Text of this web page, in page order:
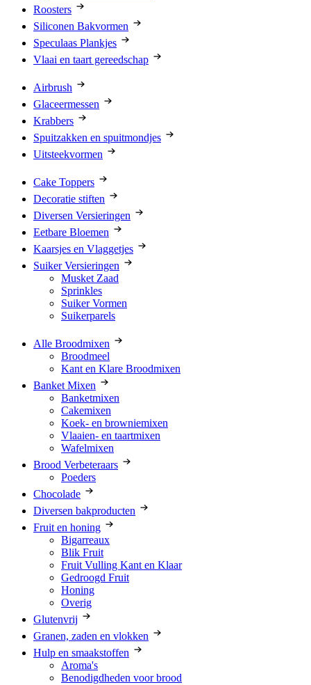
Roosters
Siliconen Bakvormen
Speculaas Plankjes
Vlaai en taart gereedschap
Airbrush
Glaceermessen
Krabbers
Spuitzakken en spuitmondjes
Uitsteekvormen
Cake Toppers
Decoratie stiften
Diversen Versieringen
Eetbare Bloemen
Kaarsjes en Vlaggetjes
Suiker Versieringen
Musket Zaad
Sprinkles
Suiker Vormen
Suikerparels
Alle Broodmixen
Broodmeel
Kant en Klare Broodmixen
Banket Mixen
Banketmixen
Cakemixen
Koek- en browniemixen
Vlaaien- en taartmixen
Wafelmixen
Brood Verbeteraars
Poeders
Chocolade
Diversen bakproducten
Fruit en honing
Bigarreaux
Blik Fruit
Fruit Vulling Kant en Klaar
Gedroogd Fruit
Honing
Overig
Glutenvrij
Granen, zaden en vlokken
Hulp en smaakstoffen
Aroma's
Benodigdheden voor brood